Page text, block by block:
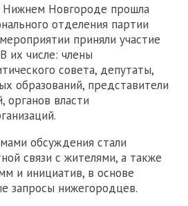
Нижнем Новгороде прошла
отделения партии
приняли участие
их числе: члены
совета, депутаты,
образований, представители
органов власти
обсуждения стали
связи с жителями, а также
и инициатив, в основе
запросы нижегородцев.